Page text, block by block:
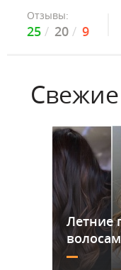
Отзывы:
25 20 9
Летние